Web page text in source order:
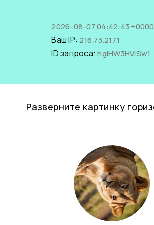
2026-08-07 04:42:43 +0000
Ваш IP:216.73.217.1
ID запроса:hgIHW3HViSw1
Разверните картинку